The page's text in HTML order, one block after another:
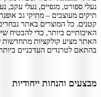
נעלי ספורט, מגפיים, נעלי עקב,
תיקים מעוצבים – מתיקי גב
קטנים. כל המוצרים באתר
האיכותיים ביותר, כדי להבטיח
האתר מציע קולקציות
בהתאם לטרנדים העדכניים
מבצעים והנחות ייחודיות